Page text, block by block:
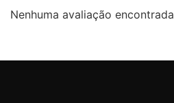
Nenhuma avaliação encontrada